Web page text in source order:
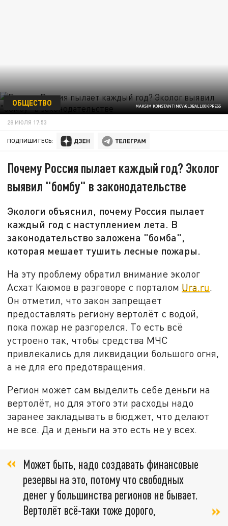
MAKSIM KONSTANTINOV/GLOBALLOOKPRESS
ОБЩЕСТВО
28 ИЮЛЯ 17:53
ПОДПИШИТЕСЬ:
Почему Россия пылает каждый год? Эколог
выявил "бомбу" в законодательстве
Экологи объяснил, почему Россия пылает
каждый год с наступлением лета. В
законодательство заложена "бомба",
которая мешает тушить лесные пожары.
На эту проблему обратил внимание эколог
Асхат Каюмов в разговоре с порталом Ura.ru.
Он отметил, что закон запрещает
предоставлять региону вертолёт с водой,
пока пожар не разгорелся. То есть всё
устроено так, чтобы средства МЧС
привлекались для ликвидации большого огня,
а не для его предотвращения.
Регион может сам выделить себе деньги на
вертолёт, но для этого эти расходы надо
заранее закладывать в бюджет, что делают
не все. Да и деньги на это есть не у всех.
Может быть, надо создавать финансовые
резервы на это, потому что свободных
денег у большинства регионов не бывает.
Вертолёт всё-таки тоже дорого,